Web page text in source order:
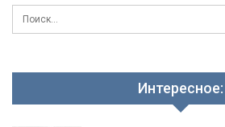
Интересное: